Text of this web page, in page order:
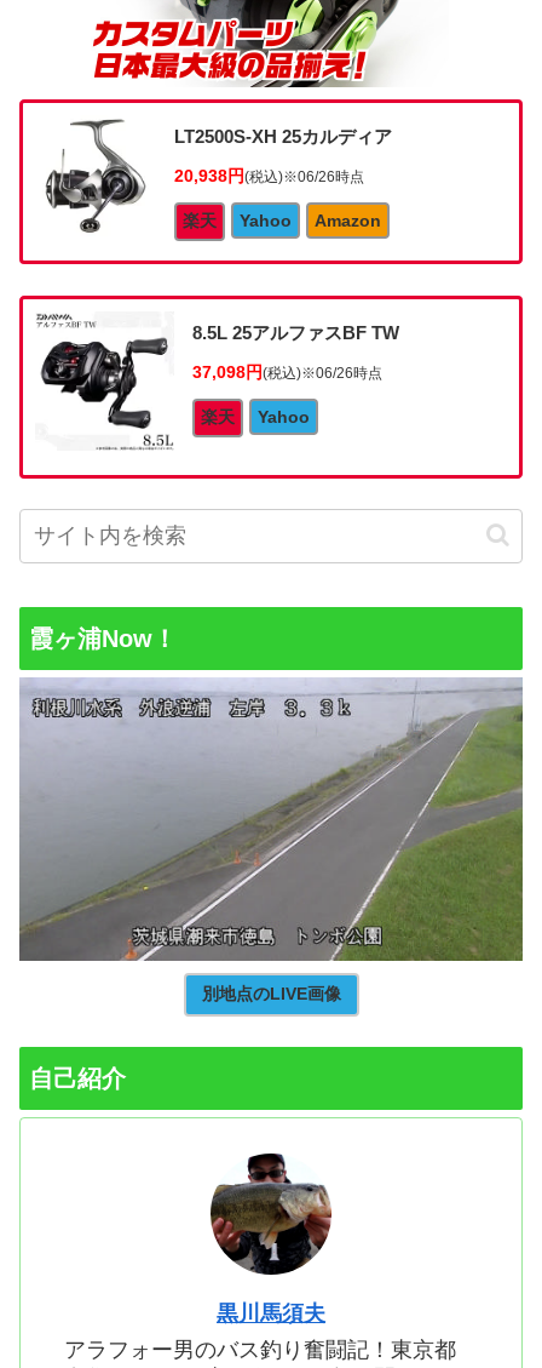
LT2500S-XH 25カルディア
20,938円(税込)※06/26時点
楽天 Yahoo Amazon
8.5L 25アルファスBF TW
37,098円(税込)※06/26時点
楽天 Yahoo
霞ヶ浦Now！
別地点のLIVE画像
自己紹介
黒川馬須夫
アラフォー男のバス釣り奮闘記！東京都